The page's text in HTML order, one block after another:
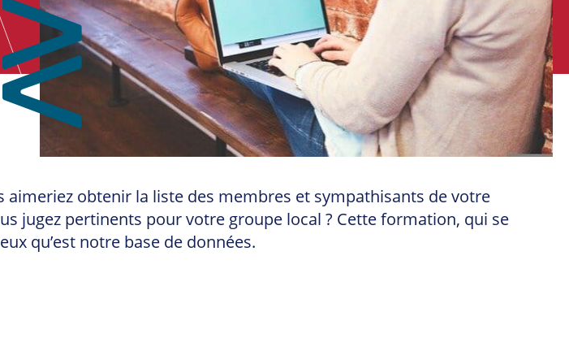
obtenir la liste des membres et sympathisants de votre
jugez pertinents pour votre groupe local ? Cette formation, qui se
qu’est notre base de données.